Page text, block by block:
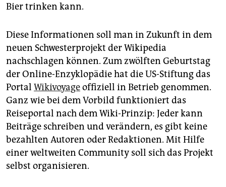
Bier trinken kann.
Diese Informationen soll man in Zukunft in dem
neuen Schwesterprojekt der Wikipedia
nachschlagen können. Zum zwölften Geburtstag
der Online-Enzyklopädie hat die US-Stiftung das
Portal Wikivoyageoffiziell in Betrieb genommen.
Ganz wie bei dem Vorbild funktioniert das
Reiseportal nach dem Wiki-Prinzip: Jeder kann
Beiträge schreiben und verändern, es gibt keine
bezahlten Autoren oder Redaktionen. Mit Hilfe
einer weltweiten Community soll sich das Projekt
selbst organisieren.